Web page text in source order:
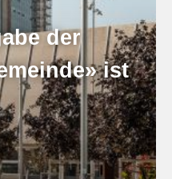
der
ist